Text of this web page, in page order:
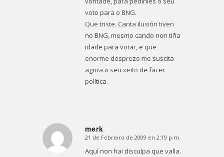
voto para o BNG.
Que triste. Canta ilusión tiven
no BNG, mesmo cando non tiña
idade para votar, e que
enorme desprezo me suscita
agora o seu xeito de facer
política.
merk
Dice:
21 de Febreiro de 2009 en 2:19 p.m.
Aquí non hai disculpa que valla.